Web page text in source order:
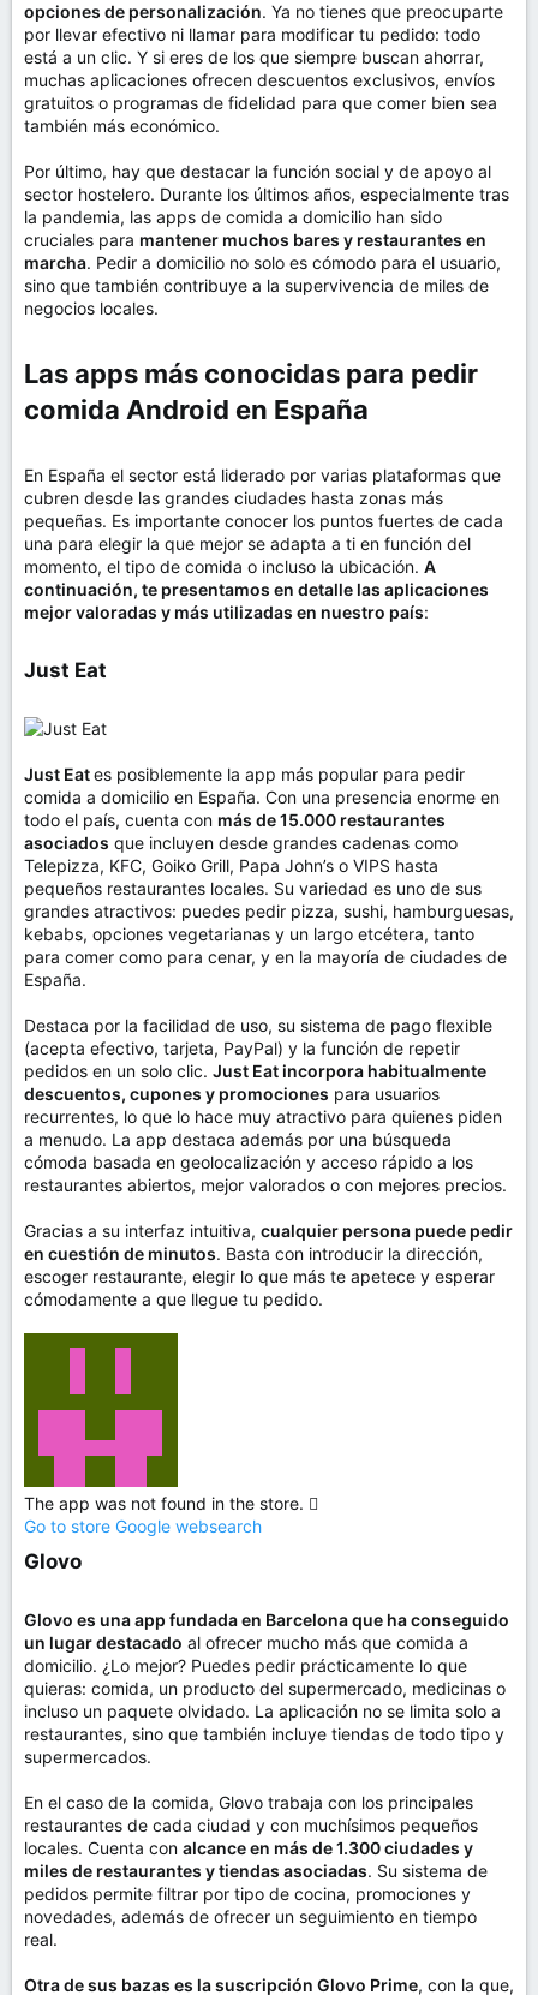
opciones de personalización. Ya no tienes que preocuparte
por llevar efectivo ni llamar para modificar tu pedido: todo
está a un clic. Y si eres de los que siempre buscan ahorrar,
muchas aplicaciones ofrecen descuentos exclusivos, envíos
gratuitos o programas de fidelidad para que comer bien sea
también más económico.
Por último, hay que destacar la función social y de apoyo al
sector hostelero. Durante los últimos años, especialmente tras
la pandemia, las apps de comida a domicilio han sido
cruciales para mantener muchos bares y restaurantes en
marcha. Pedir a domicilio no solo es cómodo para el usuario,
sino que también contribuye a la supervivencia de miles de
negocios locales.
Las apps más conocidas para pedir
comida Android en España​
En España el sector está liderado por varias plataformas que
cubren desde las grandes ciudades hasta zonas más
pequeñas. Es importante conocer los puntos fuertes de cada
una para elegir la que mejor se adapta a ti en función del
momento, el tipo de comida o incluso la ubicación. A
continuación, te presentamos en detalle las aplicaciones
mejor valoradas y más utilizadas en nuestro país:
Just Eat​
Just Eates posiblemente la app más popular para pedir
comida a domicilio en España. Con una presencia enorme en
todo el país, cuenta con más de 15.000 restaurantes
asociados que incluyen desde grandes cadenas como
Telepizza, KFC, Goiko Grill, Papa John’s o VIPS hasta
pequeños restaurantes locales. Su variedad es uno de sus
grandes atractivos: puedes pedir pizza, sushi, hamburguesas,
kebabs, opciones vegetarianas y un largo etcétera, tanto
para comer como para cenar, y en la mayoría de ciudades de
España.
Destaca por la facilidad de uso, su sistema de pago flexible
(acepta efectivo, tarjeta, PayPal) y la función de repetir
pedidos en un solo clic. Just Eat incorpora habitualmente
descuentos, cupones y promociones para usuarios
recurrentes, lo que lo hace muy atractivo para quienes piden
a menudo. La app destaca además por una búsqueda
cómoda basada en geolocalización y acceso rápido a los
restaurantes abiertos, mejor valorados o con mejores precios.
Gracias a su interfaz intuitiva, cualquier persona puede pedir
en cuestión de minutos. Basta con introducir la dirección,
escoger restaurante, elegir lo que más te apetece y esperar
cómodamente a que llegue tu pedido.
The app was not found in the store. 
Go to store Google websearch
Glovo​
Glovo es una app fundada en Barcelona que ha conseguido
un lugar destacado al ofrecer mucho más que comida a
domicilio. ¿Lo mejor? Puedes pedir prácticamente lo que
quieras: comida, un producto del supermercado, medicinas o
incluso un paquete olvidado. La aplicación no se limita solo a
restaurantes, sino que también incluye tiendas de todo tipo y
supermercados.
En el caso de la comida, Glovo trabaja con los principales
restaurantes de cada ciudad y con muchísimos pequeños
locales. Cuenta con alcance en más de 1.300 ciudades y
miles de restaurantes y tiendas asociadas. Su sistema de
pedidos permite filtrar por tipo de cocina, promociones y
novedades, además de ofrecer un seguimiento en tiempo
real.
Otra de sus bazas es la suscripción Glovo Prime, con la que,